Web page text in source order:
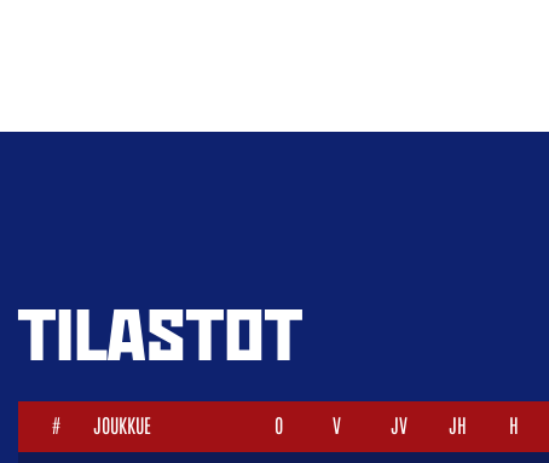
TILASTOT
# JOUKKUE O V JV JH H